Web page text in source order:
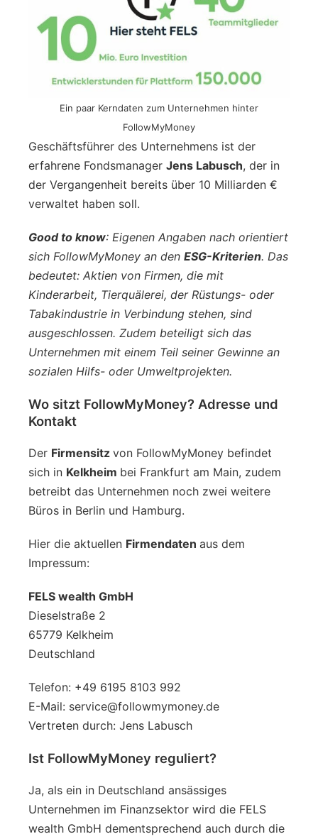
Ein paar Kerndaten zum Unternehmen hinter
FollowMyMoney
Geschäftsführer des Unternehmens ist der
erfahrene Fondsmanager Jens Labusch, der in
der Vergangenheit bereits über 10 Milliarden €
verwaltet haben soll.
Good to know: Eigenen Angaben nach orientiert
sich FollowMyMoney an den ESG-Kriterien. Das
bedeutet: Aktien von Firmen, die mit
Kinderarbeit, Tierquälerei, der Rüstungs- oder
Tabakindustrie in Verbindung stehen, sind
ausgeschlossen. Zudem beteiligt sich das
Unternehmen mit einem Teil seiner Gewinne an
sozialen Hilfs- oder Umweltprojekten.
Wo sitzt FollowMyMoney? Adresse und
Kontakt
Der Firmensitz von FollowMyMoney befindet
sich in Kelkheim bei Frankfurt am Main, zudem
betreibt das Unternehmen noch zwei weitere
Büros in Berlin und Hamburg.
Hier die aktuellen Firmendaten aus dem
Impressum:
FELS wealth GmbH
Dieselstraße 2
65779 Kelkheim
Deutschland
Telefon: +49 6195 8103 992
E-Mail: service@followmymoney.de
Vertreten durch: Jens Labusch
Ist FollowMyMoney reguliert?
Ja, als ein in Deutschland ansässiges
Unternehmen im Finanzsektor wird die FELS
wealth GmbH dementsprechend auch durch die